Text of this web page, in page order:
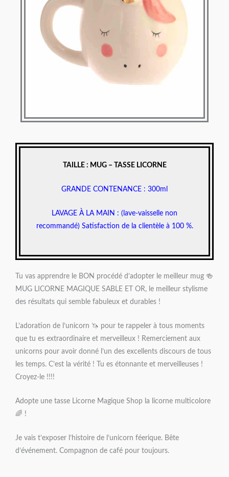
TAILLE : MUG – TASSE LICORNE
GRANDE CONTENANCE : 300ml
LAVAGE À LA MAIN : (lave-vaisselle non
recommandé) Satisfaction de la clientèle à 100 %.
Tu vas apprendre le BON procédé d’adopter le meilleur mug 🍻
MUG LICORNE MAGIQUE SABLE ET OR, le meilleur stylisme
des résultats qui semble fabuleux et durables !
L’adoration de l’unicorn 🦄 pour te rappeler à tous moments
que tu es extraordinaire et merveilleux ! Remerciement aux
unicorns pour avoir donné l’un des excellents discours de tous
les temps. C’est la vérité ! Tu es étonnante et merveilleuses !
Croyez-le !!!!
Adopte une tasse Licorne Magique Shop la licorne multicolore
🌈 !
Je vais t’exposer l’histoire de l’unicorn féerique. Bête
d’événement. Compagnon de café pour toujours.